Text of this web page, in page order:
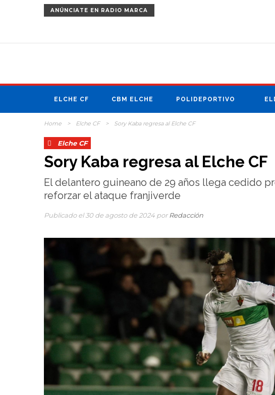
ANÚNCIATE EN RADIO MARCA
ELCHE CF CBM ELCHE POLIDEPORTIVO
Home > Elche CF > Sory Kaba regresa al Elche CF
Elche CF
Sory Kaba regresa al Elche CF
El delantero guineano de 29 años llega cedido
reforzar el ataque franjiverde
Publicado el 30 de agosto de 2024 por Redacción